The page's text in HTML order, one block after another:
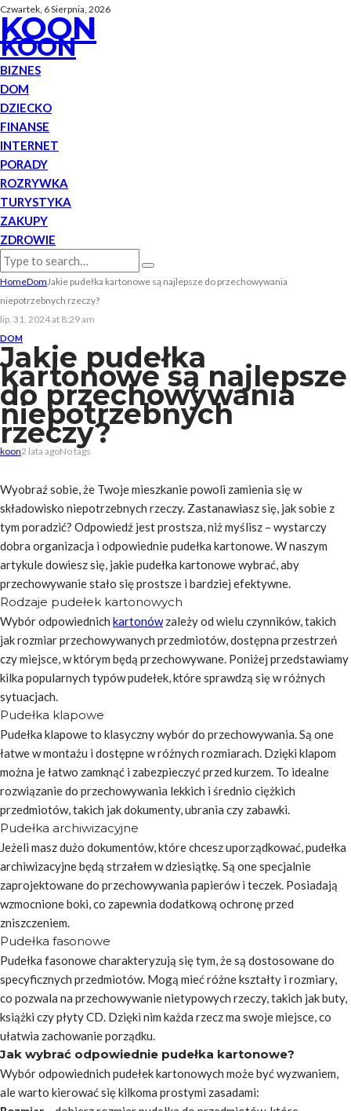
Czwartek, 6 Sierpnia, 2026
KOON
KOON
BIZNES
DOM
DZIECKO
FINANSE
INTERNET
PORADY
ROZRYWKA
TURYSTYKA
ZAKUPY
ZDROWIE
HomeDomJakie pudełka kartonowe są najlepsze do przechowywania
niepotrzebnych rzeczy?
lip. 31, 2024 at 8:29 am
DOM
Jakie pudełka
kartonowe są najlepsze
do przechowywania
niepotrzebnych
rzeczy?
koon2 lata agoNo tags
Wyobraź sobie, że Twoje mieszkanie powoli zamienia się w
składowisko niepotrzebnych rzeczy. Zastanawiasz się, jak sobie z
tym poradzić? Odpowiedź jest prostsza, niż myślisz – wystarczy
dobra organizacja i odpowiednie pudełka kartonowe. W naszym
artykule dowiesz się, jakie pudełka kartonowe wybrać, aby
przechowywanie stało się prostsze i bardziej efektywne.
Rodzaje pudełek kartonowych
Wybór odpowiednich kartonówzależy od wielu czynników, takich
jak rozmiar przechowywanych przedmiotów, dostępna przestrzeń
czy miejsce, w którym będą przechowywane. Poniżej przedstawiamy
kilka popularnych typów pudełek, które sprawdzą się w różnych
sytuacjach.
Pudełka klapowe
Pudełka klapowe to klasyczny wybór do przechowywania. Są one
łatwe w montażu i dostępne w różnych rozmiarach. Dzięki klapom
można je łatwo zamknąć i zabezpieczyć przed kurzem. To idealne
rozwiązanie do przechowywania lekkich i średnio ciężkich
przedmiotów, takich jak dokumenty, ubrania czy zabawki.
Pudełka archiwizacyjne
Jeżeli masz dużo dokumentów, które chcesz uporządkować, pudełka
archiwizacyjne będą strzałem w dziesiątkę. Są one specjalnie
zaprojektowane do przechowywania papierów i teczek. Posiadają
wzmocnione boki, co zapewnia dodatkową ochronę przed
zniszczeniem.
Pudełka fasonowe
Pudełka fasonowe charakteryzują się tym, że są dostosowane do
specyficznych przedmiotów. Mogą mieć różne kształty i rozmiary,
co pozwala na przechowywanie nietypowych rzeczy, takich jak buty,
książki czy płyty CD. Dzięki nim każda rzecz ma swoje miejsce, co
ułatwia zachowanie porządku.
Jak wybrać odpowiednie pudełka kartonowe?
Wybór odpowiednich pudełek kartonowych może być wyzwaniem,
ale warto kierować się kilkoma prostymi zasadami: